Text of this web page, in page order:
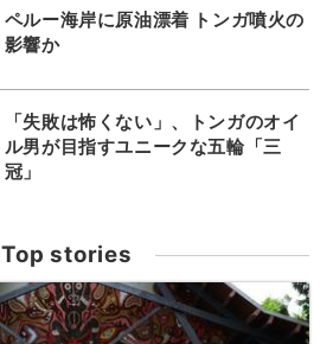
ペルー海岸に原油漂着 トンガ噴火の
影響か
「失敗は怖くない」、トンガのオイ
ル男が目指すユニークな五輪「三
冠」
Top stories